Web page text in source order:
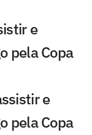
e
pela Copa
e
pela Copa